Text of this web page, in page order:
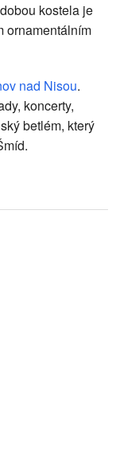
kostela je
ornamentálním
nad Nisou.
koncerty,
betlém, který